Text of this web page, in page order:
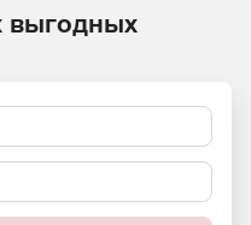
битный отраслевой
сайта.
выгодных